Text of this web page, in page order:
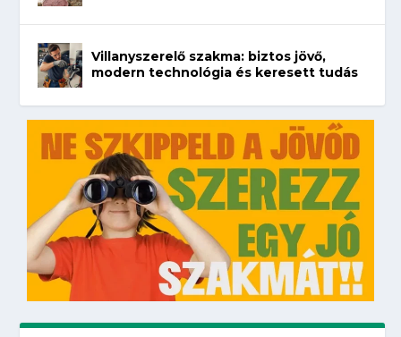
Villanyszerelő szakma: biztos jövő,
modern technológia és keresett tudás